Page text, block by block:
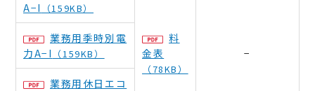
A−I
（159KB）
料
金表
（78KB）
−
業務用季時別電
力A−I （159KB）
業務用休日エコ